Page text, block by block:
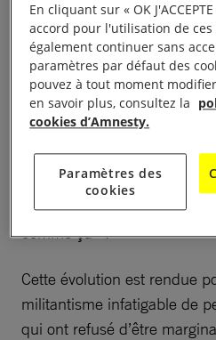
transgenres ont signalé
motivés par la haine en
C’est pour cette raison
personnes transgenres et
visibles, et heureusement,
produire. Comme l’a dit
TIME magazine, «
personnes trans veulent
comme ça ». »
Cette évolution est rendue
militantisme infatigable de
qui ont refusé d’être
En cliquant sur « OK
accord pour l'utilisation de ces
également continuer sans
paramètres par défaut des
pouvez à tout moment
en savoir plus, consultez la
cookies d’Amnesty.
Paramètres des
cookies